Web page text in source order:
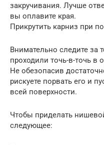
закручивания. Лучше
вы оплавите края.
Прикрутить карниз при
Внимательно следите за
проходили точь-в-точь в
Не обезопасив
рискуете порвать его и
всей поверхности.
Чтобы приделать
следующее: